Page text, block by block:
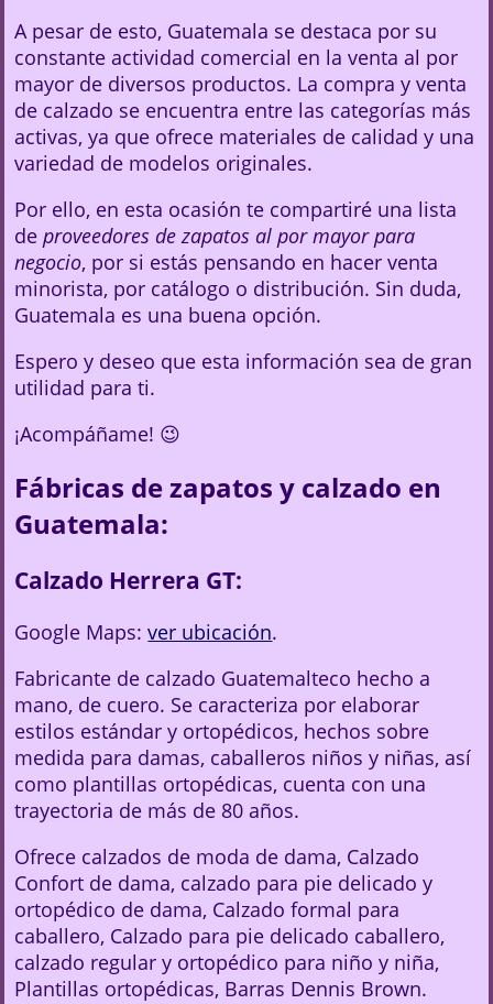
A pesar de esto, Guatemala se destaca por su
constante actividad comercial en la venta al por
mayor de diversos productos. La compra y venta
de calzado se encuentra entre las categorías más
activas, ya que ofrece materiales de calidad y una
variedad de modelos originales.
Por ello, en esta ocasión te compartiré una lista
deproveedores de zapatos al por mayor para
negocio, por si estás pensando en hacer venta
minorista, por catálogo o distribución. Sin duda,
Guatemala es una buena opción.
Espero y deseo que esta información sea de gran
utilidad para ti.
¡Acompáñame! 😉
Fábricas de zapatos y calzado en
Guatemala:
Calzado Herrera GT:
Google Maps:ver ubicación.
Fabricante de calzado Guatemalteco hecho a
mano, de cuero. Se caracteriza por elaborar
estilos estándar y ortopédicos, hechos sobre
medida para damas, caballeros niños y niñas, así
como plantillas ortopédicas, cuenta con una
trayectoria de más de 80 años.
Ofrece calzados de moda de dama, Calzado
Confort de dama, calzado para pie delicado y
ortopédico de dama, Calzado formal para
caballero, Calzado para pie delicado caballero,
calzado regular y ortopédico para niño y niña,
Plantillas ortopédicas, Barras Dennis Brown.